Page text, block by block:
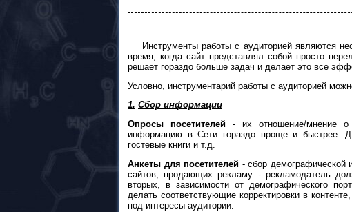
Инструменты работы с аудиторией являются
время, когда сайт представлял собой просто
решает гораздо больше задач и делает это все
Условно, инструментарий работы с аудиторией
1. Сбор информации
Опросы посетителей- их отношение/мнение о
информацию в Сети гораздо проще и быстрее.
гостевые книги и т.д.
Анкеты для посетителей - сбор демографической
сайтов, продающих рекламу - рекламодатель
вторых, в зависимости от демографического
делать соответствующие корректировки в
под интересы аудитории.